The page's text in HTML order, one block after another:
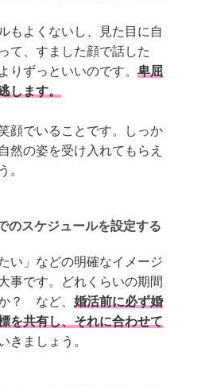
もよくないし、見た目に自
て、すました顔で話した
りずっといいのです。卑屈
します。
顔でいることです。しっか
然の姿を受け入れてもらえ
。
のスケジュールを設定する
い」などの明確なイメージ
事です。どれくらいの期間
か？ など、婚活前に必ず婚
を共有し、それに合わせて
きましょう。